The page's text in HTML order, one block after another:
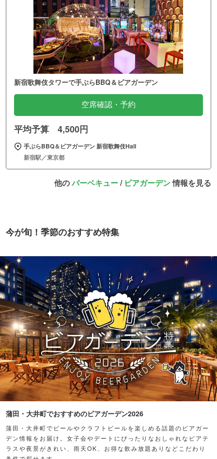
新宿歌舞伎タワーで手ぶらBBQ＆ビアガーデン
空席確認・予約
平均予算 4,500円
手ぶらBBQ＆ビアガーデン 新宿歌舞伎Hall
新宿駅／東京都
他のバーベキュー/ ビアガーデン情報を見る
今が旬！季節のおすすめ特集
蒲田・大井町でおすすめのビアガーデン2026
蒲田・大井町でビールやクラフトビールを楽しめる話題のビアガー
デン情報をお届け。女子会やデートにぴったりなおしゃれなビアテ
ラスや夜景がきれい、雨天OK、お得な飲み放題ありなどこだわり